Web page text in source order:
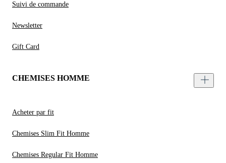
Suivi de commande
Newsletter
Gift Card
CHEMISES HOMME
Acheter par fit
Chemises Slim Fit Homme
Chemises Regular Fit Homme